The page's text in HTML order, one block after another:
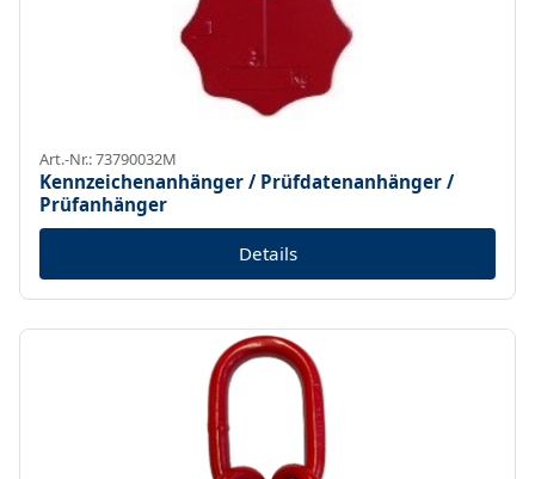
Art.-Nr.: 73790032M
Kennzeichenanhänger / Prüfdatenanhänger /
Prüfanhänger
Details